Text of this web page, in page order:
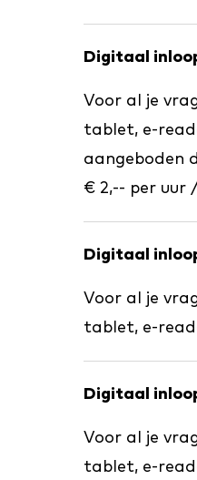
Digitaal
Voor al je
tablet, e-
aangeboden
€ 2,-- per uur
Digitaal
Voor al je
tablet, e-
Digitaal
Voor al je
tablet, e-